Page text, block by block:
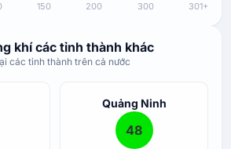
150 200 300 301+
khí các tỉnh thành khác
các tỉnh thành trên cả nước
Quảng Ninh
48